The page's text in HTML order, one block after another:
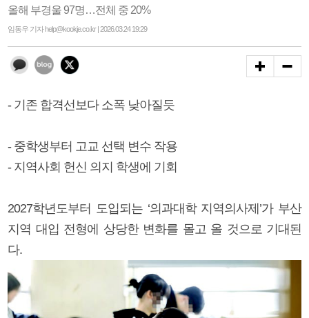
올해 부경울 97명…전체 중 20%
임동우 기자 help@kookje.co.kr | 2026.03.24 19:29
- 기존 합격선보다 소폭 낮아질듯
- 중학생부터 고교 선택 변수 작용
- 지역사회 헌신 의지 학생에 기회
2027학년도부터 도입되는 ‘의과대학 지역의사제’가 부산
지역 대입 전형에 상당한 변화를 몰고 올 것으로 기대된
다.